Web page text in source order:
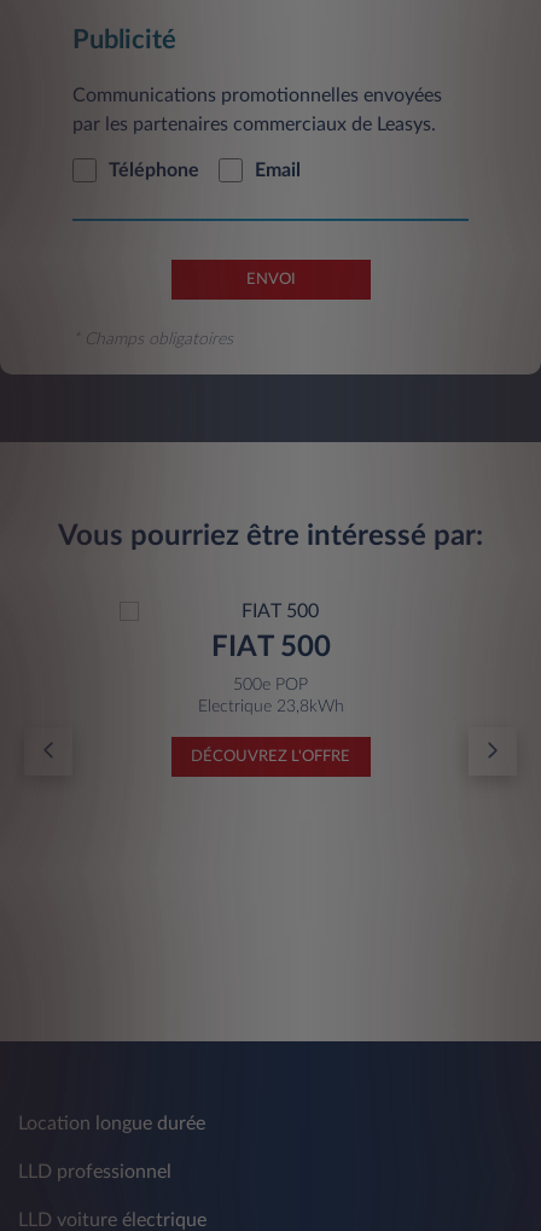
Publicité
Communications promotionnelles envoyées
par les partenaires commerciaux de Leasys.
Téléphone Email
ENVOI
* Champs obligatoires
Vous pourriez être intéressé par:
FIAT 500
500e POP
Electrique 23,8kWh
DÉCOUVREZ L'OFFRE
Location longue durée
LLD professionnel
LLD voiture électrique